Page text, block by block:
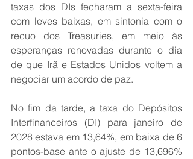
taxas dos DIs fecharam a sexta-feira
com leves baixas, em sintonia com o
recuo dos Treasuries, em meio às
esperanças renovadas durante o dia
de que Irã e Estados Unidos voltem a
negociar um acordo de paz.
No fim da tarde, a taxa do Depósitos
Interfinanceiros (DI) para janeiro de
2028 estava em 13,64%, em baixa de 6
pontos-base ante o ajuste de 13,696%